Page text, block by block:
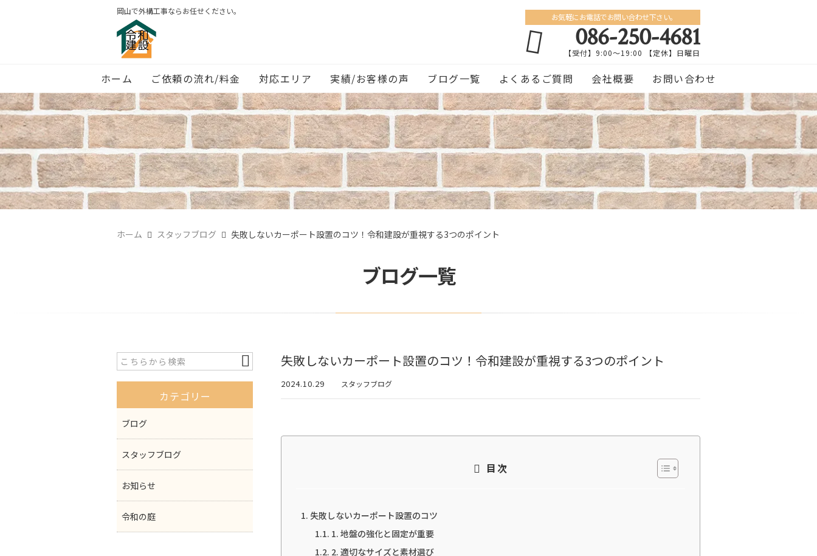
岡山で外構工事ならお任せください。
お気軽にお電話でお問い合わせ下さい。
086-250-4681
【受付】9:00〜19:00 【定休】日曜日
ホーム ご依頼の流れ/料金 対応エリア 実績/お客様の声 ブログ一覧 よくあるご質問 会社概要 お問い合わせ
ホーム スタッフブログ 失敗しないカーポート設置のコツ！令和建設が重視する3つのポイント
ブログ一覧
失敗しないカーポート設置のコツ！令和建設が重視する3つのポイント
2024.10.29 スタッフブログ
目次
失敗しないカーポート設置のコツ
1. 地盤の強化と固定が重要
2. 適切なサイズと素材選び
カテゴリー
ブログ
スタッフブログ
お知らせ
令和の庭